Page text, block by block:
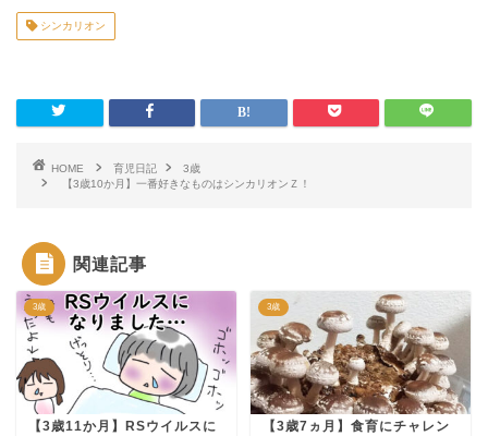
シンカリオン
HOME 育児日記
3歳
【3歳10か月】一番好きなものはシンカリオンＺ！
関連記事
3歳
【3歳11か月】RSウイルスに
3歳
【3歳7ヵ月】食育にチャレン